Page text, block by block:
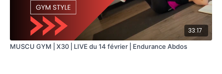
33:17
MUSCU GYM | X30 | LIVE du 14 février | Endurance Abdos